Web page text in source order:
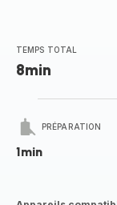
TEMPS TOTAL
8min
PRÉPARATION
1min